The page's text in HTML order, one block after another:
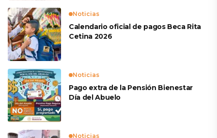
Noticias
Calendario oficial de pagos Beca Rita
Cetina 2026
Noticias
Pago extra de la Pensión Bienestar
Día del Abuelo
Noticias